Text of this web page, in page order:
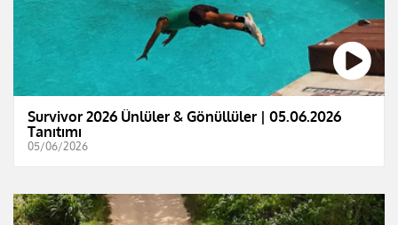
Survivor 2026 Ünlüler & Gönüllüler | 05.06.2026
Tanıtımı
05/06/2026